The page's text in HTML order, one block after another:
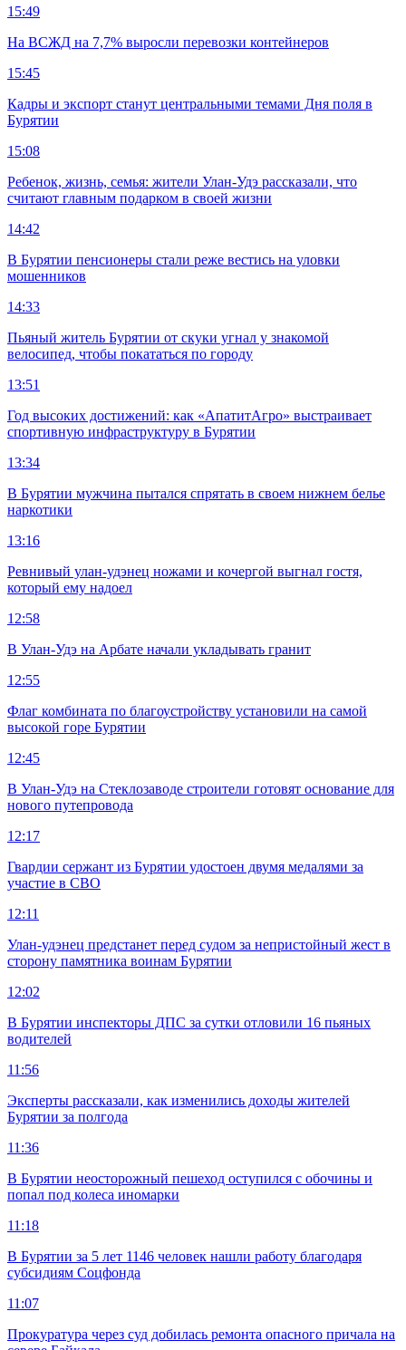
15:49
На ВСЖД на 7,7% выросли перевозки контейнеров
15:45
Кадры и экспорт станут центральными темами Дня поля в
Бурятии
15:08
Ребенок, жизнь, семья: жители Улан-Удэ рассказали, что
считают главным подарком в своей жизни
14:42
В Бурятии пенсионеры стали реже вестись на уловки
мошенников
14:33
Пьяный житель Бурятии от скуки угнал у знакомой
велосипед, чтобы покататься по городу
13:51
Год высоких достижений: как «АпатитАгро» выстраивает
спортивную инфраструктуру в Бурятии
13:34
В Бурятии мужчина пытался спрятать в своем нижнем белье
наркотики
13:16
Ревнивый улан-удэнец ножами и кочергой выгнал гостя,
который ему надоел
12:58
В Улан-Удэ на Арбате начали укладывать гранит
12:55
Флаг комбината по благоустройству установили на самой
высокой горе Бурятии
12:45
В Улан-Удэ на Стеклозаводе строители готовят основание для
нового путепровода
12:17
Гвардии сержант из Бурятии удостоен двумя медалями за
участие в СВО
12:11
Улан-удэнец предстанет перед судом за непристойный жест в
сторону памятника воинам Бурятии
12:02
В Бурятии инспекторы ДПС за сутки отловили 16 пьяных
водителей
11:56
Эксперты рассказали, как изменились доходы жителей
Бурятии за полгода
11:36
В Бурятии неосторожный пешеход оступился с обочины и
попал под колеса иномарки
11:18
В Бурятии за 5 лет 1146 человек нашли работу благодаря
субсидиям Соцфонда
11:07
Прокуратура через суд добилась ремонта опасного причала на